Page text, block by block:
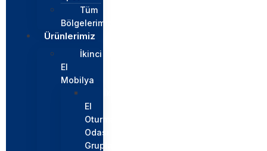
Tüm
Bölgelerimiz
Ürünlerimiz
İkinci
El
Mobilya
El
Oturma
Odası
Grupları